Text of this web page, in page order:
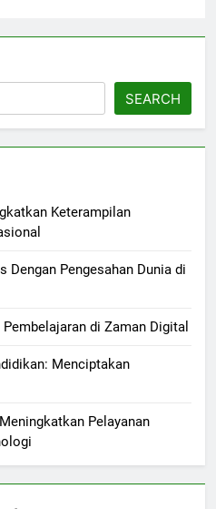
SEARCH
Keterampilan
Dengan Pengesahan Dunia di
di Zaman Digital
Menciptakan
Pelayanan